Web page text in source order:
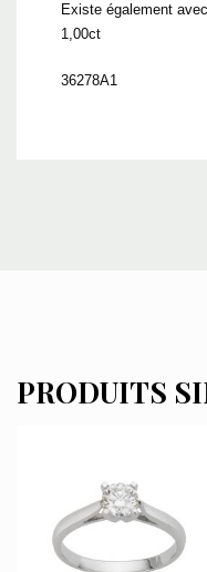
Existe également
1,00ct
36278A1
PRODUITS